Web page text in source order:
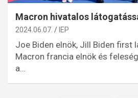
Macron hivatalos
2024.06.07. IEP
Joe Biden elnök, Jill Biden first
Macron francia elnök és
a…